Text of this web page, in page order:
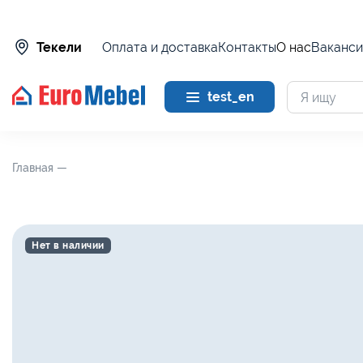
Текели Оплата и доставкаКонтактыО нас
test_en
Главная —
Нет в наличии